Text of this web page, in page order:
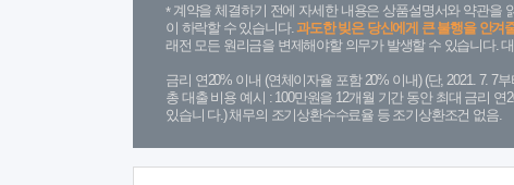
계약을 체결하기 전에 자세한 내용은 상품설명서와 약관을
이 하락할 수 있습니다.과도한 빚은 당신에게 큰 불행을 안겨
래전 모든 원리금을 변제해야할 의무가 발생할 수 있습니다.
금리 연20% 이내 (연체이자율 포함 20% 이내) (단, 2021. 7.
총 대출 비용 예시 : 100만원을 12개월 기간 동안 최대 금리
있습니 다.) 채무의 조기상환수수료율 등 조기상환조건 없음.